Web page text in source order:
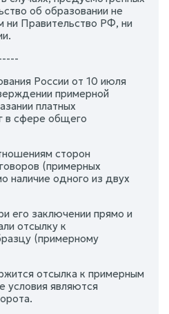
об образовании не
ни Правительство РФ, ни
России от 10 июля
примерной
платных
в сфере общего
сторон
(примерных
наличие одного из двух
его заключении прямо и
отсылку к
(примерному
отсылка к примерным
условия являются